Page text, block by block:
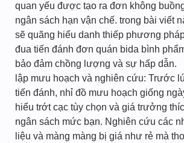
quan yếu được tạo ra đơn không
ngân sách hạn vận chế. trong bài viết
sẽ quãng hiểu danh thiếp phương
đua tiến đánh đơn quán bida bình
bảo đảm chồng lượng và sự hấp dẫn.
lập mưu hoạch và nghiên cứu: Trước
tiến đánh, nhỉ đồ mưu hoạch giống
hiểu trớt cạc tùy chọn và giá trưởng
ngân sách mức bạn. Nghiên cứu các
liệu và màng màng bị giá như rẻ mà